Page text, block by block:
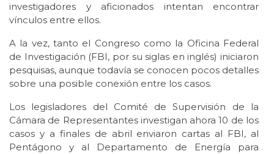
investigadores y aficionados intentan encontrar
vínculos entre ellos.
A la vez, tanto el Congreso como la Oficina Federal
de Investigación (FBI, por su siglas en inglés) iniciaron
pesquisas, aunque todavía se conocen pocos detalles
sobre una posible conexión entre los casos.
Los legisladores del Comité de Supervisión de la
Cámara de Representantes investigan ahora 10 de los
casos y a finales de abril enviaron cartas al FBI, al
Pentágono y al Departamento de Energía para